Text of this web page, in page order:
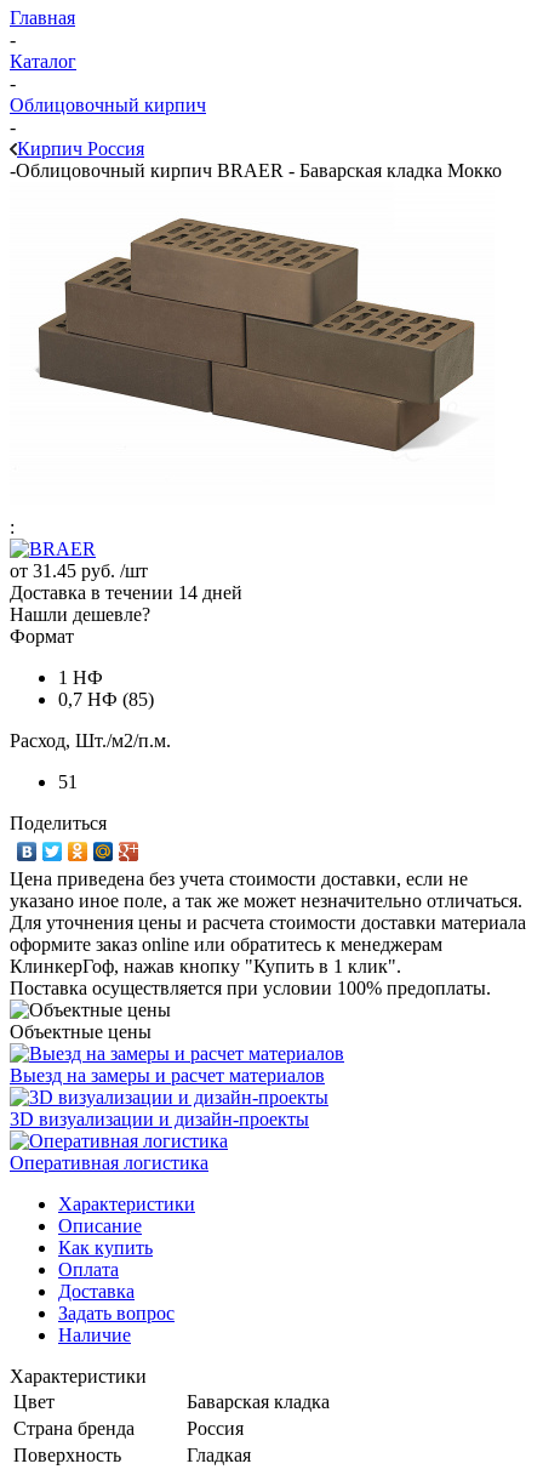
Главная
-
Каталог
-
Облицовочный кирпич
-
Кирпич Россия
-Облицовочный кирпич BRAER - Баварская кладка Мокко
:
от 31.45 руб. /шт
Доставка в течении 14 дней
Нашли дешевле?
Формат
1 НФ
0,7 НФ (85)
Расход, Шт./м2/п.м.
51
Поделиться
Цена приведена без учета стоимости доставки, если не
указано иное поле, а так же может незначительно отличаться.
Для уточнения цены и расчета стоимости доставки материала
оформите заказ online или обратитесь к менеджерам
КлинкерГоф, нажав кнопку "Купить в 1 клик".
Поставка осуществляется при условии 100% предоплаты.
Объектные цены
Выезд на замеры и расчет материалов
3D визуализации и дизайн-проекты
Оперативная логистика
Характеристики
Описание
Как купить
Оплата
Доставка
Задать вопрос
Наличие
Характеристики
Цвет
Баварская кладка
Страна бренда
Россия
Поверхность
Гладкая